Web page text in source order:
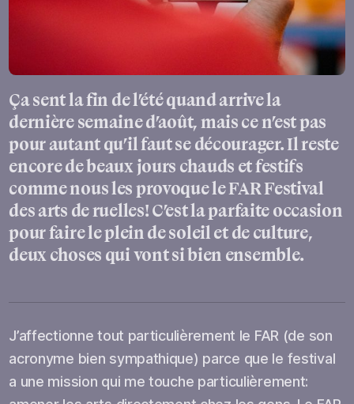
Ça sent la fin de l’été quand arrive la
dernière semaine d’août, mais ce n’est pas
pour autant qu’il faut se décourager. Il reste
encore de beaux jours chauds et festifs
comme nous les provoque le FAR Festival
des arts de ruelles! C’est la parfaite occasion
pour faire le plein de soleil et de culture,
deux choses qui vont si bien ensemble.
J’affectionne tout particulièrement le FAR (de son
acronyme bien sympathique) parce que le festival
a une mission qui me touche particulièrement: